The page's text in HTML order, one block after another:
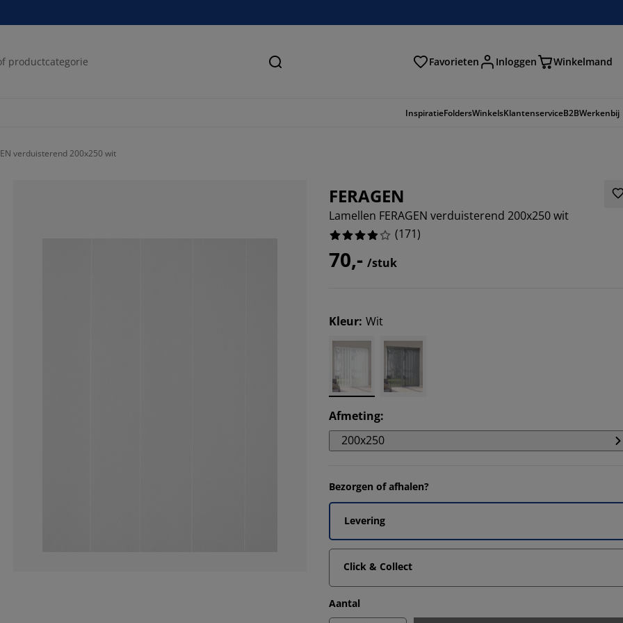
Zoeken Favorieten Inloggen Winkelmand
InspiratieFoldersWinkelsKlantenserviceB2BWerkenbij
verduisterend 200x250 wit
FERAGEN
Lamellen FERAGEN verduisterend 200x250 wit
(171)
70,- /stuk
Kleur: Wit
Afmeting:
200x250
Bezorgen of afhalen?
Levering
Click & Collect
Aantal
25.730994152046783%
11.695906432748536%
9.35672514619883%